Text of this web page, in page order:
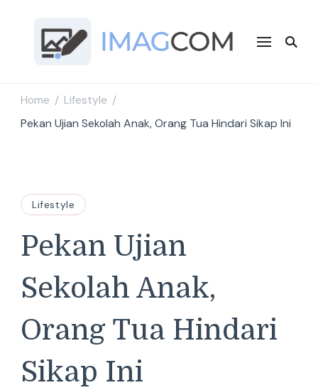
Home / Lifestyle /
Pekan Ujian Sekolah Anak, Orang Tua Hindari Sikap Ini
Lifestyle
Pekan Ujian
Sekolah Anak,
Orang Tua Hindari
Sikap Ini